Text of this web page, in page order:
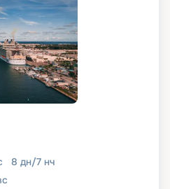
8 дн/7 нч